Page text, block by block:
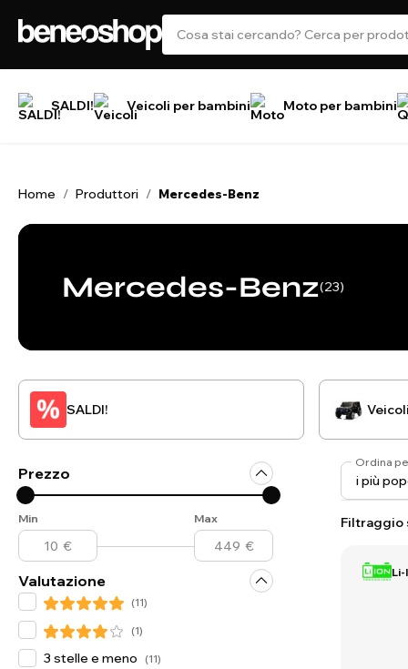
SALDI! Veicoli per bambini Moto per bambini
Home / Produttori / Mercedes-Benz
Mercedes-Benz(23)
SALDI!
Prezzo
Min Max
Valutazione
(11)
(1)
3 stelle e meno (11)
Ordina
Filtraggio